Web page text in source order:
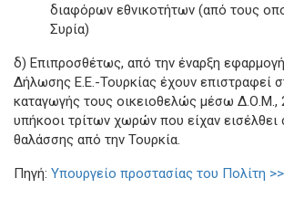
διαφόρων εθνικοτήτων (από τους
Συρία)
δ) Επιπροσθέτως, από την έναρξη
Δήλωσης Ε.Ε.-Τουρκίας έχουν επιστραφεί
καταγωγής τους οικειοθελώς μέσω Δ.Ο.Μ.,
υπήκοοι τρίτων χωρών που είχαν
θαλάσσης από την Τουρκία.
Πηγή: Υπουργείο προστασίας του Πολίτη